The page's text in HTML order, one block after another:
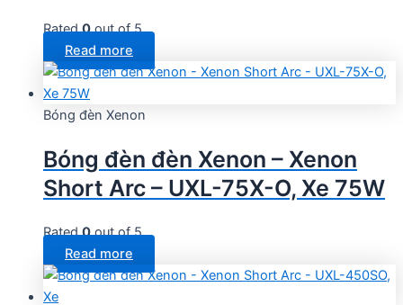
Rated0out of 5
Read more
Bóng đèn Xenon
Bóng đèn đèn Xenon – Xenon
Short Arc – UXL-75X-O, Xe 75W
Rated0out of 5
Read more